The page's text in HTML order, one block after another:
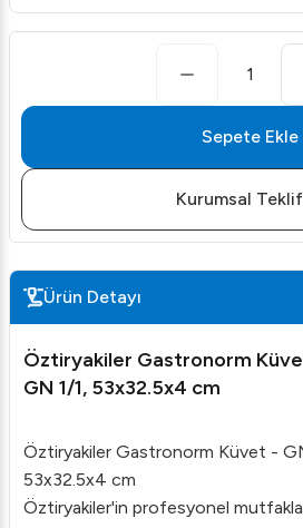
1
Sepete Ekle
Kurumsal
Ürün Detayı
Öztiryakiler Gastronorm
GN 1/1, 53x32.5x4 cm
Öztiryakiler Gastronorm Küvet -
53x32.5x4 cm
Öztiryakiler'in profesyonel